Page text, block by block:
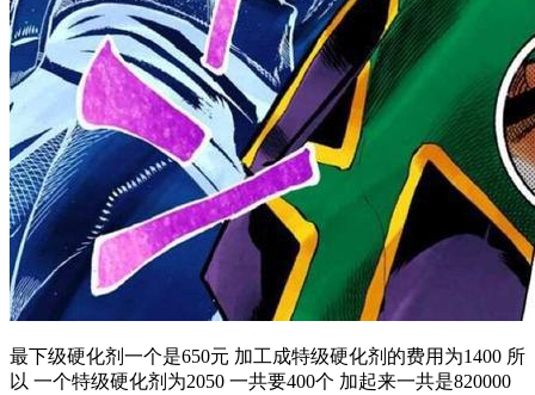
最下级硬化剂一个是650元 加工成特级硬化剂的费用为1400 所
以 一个特级硬化剂为2050 一共要400个 加起来一共是820000